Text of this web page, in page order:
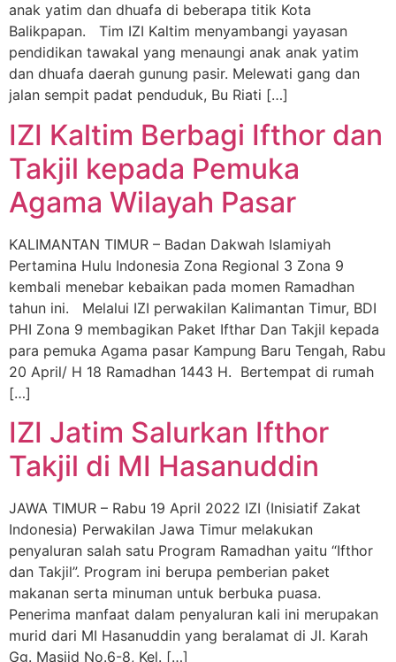
anak yatim dan dhuafa di beberapa titik Kota
Balikpapan. Tim IZI Kaltim menyambangi yayasan
pendidikan tawakal yang menaungi anak anak yatim
dan dhuafa daerah gunung pasir. Melewati gang dan
jalan sempit padat penduduk, Bu Riati […]
IZI Kaltim Berbagi Ifthor dan
Takjil kepada Pemuka
Agama Wilayah Pasar
KALIMANTAN TIMUR – Badan Dakwah Islamiyah
Pertamina Hulu Indonesia Zona Regional 3 Zona 9
kembali menebar kebaikan pada momen Ramadhan
tahun ini. Melalui IZI perwakilan Kalimantan Timur, BDI
PHI Zona 9 membagikan Paket Ifthar Dan Takjil kepada
para pemuka Agama pasar Kampung Baru Tengah, Rabu
20 April/ H 18 Ramadhan 1443 H. Bertempat di rumah
[…]
IZI Jatim Salurkan Ifthor
Takjil di MI Hasanuddin
JAWA TIMUR – Rabu 19 April 2022 IZI (Inisiatif Zakat
Indonesia) Perwakilan Jawa Timur melakukan
penyaluran salah satu Program Ramadhan yaitu “Ifthor
dan Takjil”. Program ini berupa pemberian paket
makanan serta minuman untuk berbuka puasa.
Penerima manfaat dalam penyaluran kali ini merupakan
murid dari MI Hasanuddin yang beralamat di Jl. Karah
Gg. Masjid No.6-8, Kel. […]